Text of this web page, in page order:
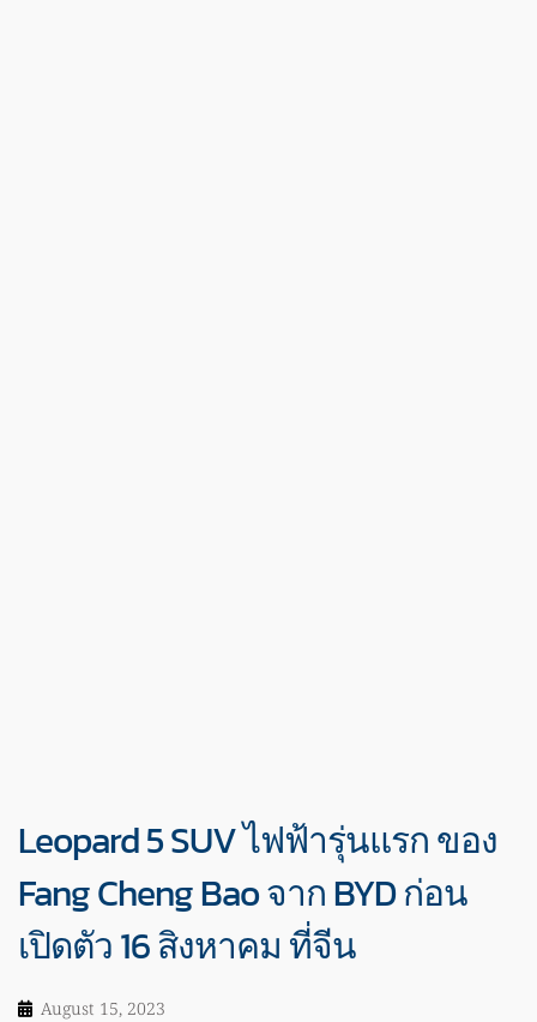
Leopard 5 SUV ไฟฟ้ารุ่นแรก ของ
Fang Cheng Bao จาก BYD ก่อน
เปิดตัว 16 สิงหาคม ที่จีน
August 15, 2023